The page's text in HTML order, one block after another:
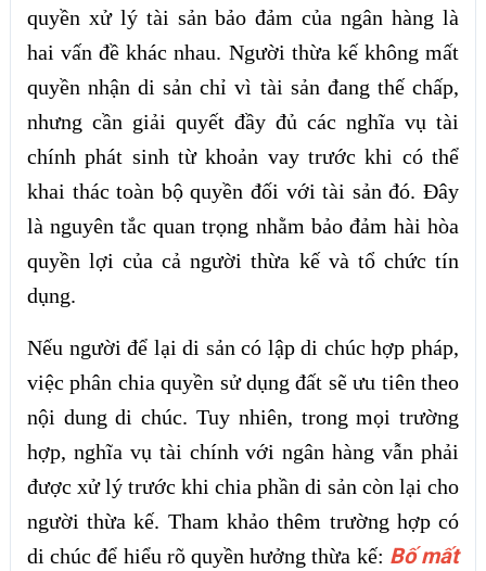
quyền xử lý tài sản bảo đảm của ngân hàng là
hai vấn đề khác nhau. Người thừa kế không mất
quyền nhận di sản chỉ vì tài sản đang thế chấp,
nhưng cần giải quyết đầy đủ các nghĩa vụ tài
chính phát sinh từ khoản vay trước khi có thể
khai thác toàn bộ quyền đối với tài sản đó. Đây
là nguyên tắc quan trọng nhằm bảo đảm hài hòa
quyền lợi của cả người thừa kế và tổ chức tín
dụng.
Nếu người để lại di sản có lập di chúc hợp pháp,
việc phân chia quyền sử dụng đất sẽ ưu tiên theo
nội dung di chúc. Tuy nhiên, trong mọi trường
hợp, nghĩa vụ tài chính với ngân hàng vẫn phải
được xử lý trước khi chia phần di sản còn lại cho
người thừa kế. Tham khảo thêm trường hợp có
di chúc để hiểu rõ quyền hưởng thừa kế: Bố mất